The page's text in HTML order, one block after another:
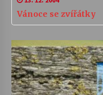
Vánoce se zvířátky